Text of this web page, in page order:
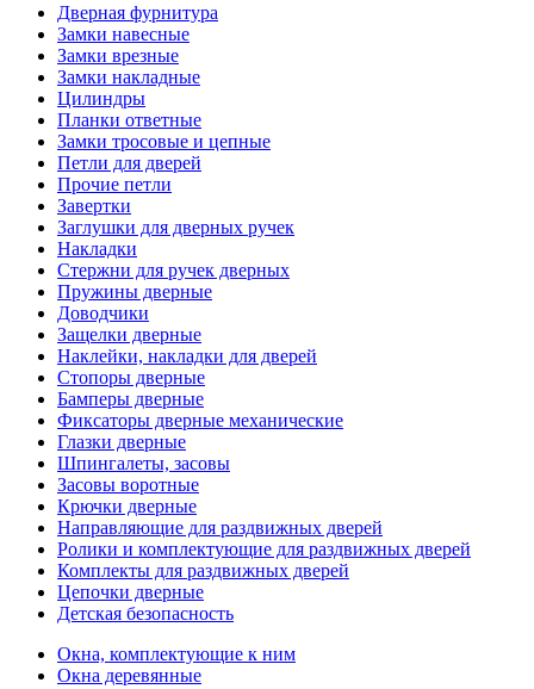
Дверная фурнитура
Замки навесные
Замки врезные
Замки накладные
Цилиндры
Планки ответные
Замки тросовые и цепные
Петли для дверей
Прочие петли
Завертки
Заглушки для дверных ручек
Накладки
Стержни для ручек дверных
Пружины дверные
Доводчики
Защелки дверные
Наклейки, накладки для дверей
Стопоры дверные
Бамперы дверные
Фиксаторы дверные механические
Глазки дверные
Шпингалеты, засовы
Засовы воротные
Крючки дверные
Направляющие для раздвижных дверей
Ролики и комплектующие для раздвижных дверей
Комплекты для раздвижных дверей
Цепочки дверные
Детская безопасность
Окна, комплектующие к ним
Окна деревянные